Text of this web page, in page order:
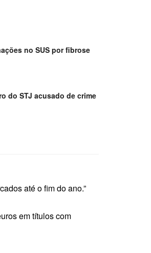
no SUS por fibrose
do STJ acusado de crime
até o fim do ano.”
em títulos com